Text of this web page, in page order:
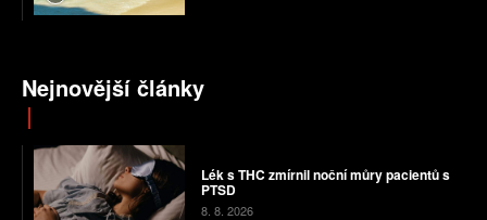
Nejnovější články
Lék s THC zmírnil noční můry pacientů s
PTSD
8. 8. 2026